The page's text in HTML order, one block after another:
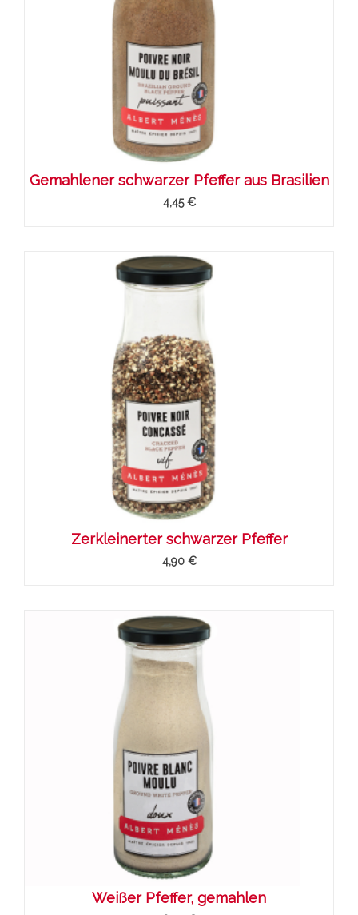
Gemahlener schwarzer Pfeffer aus Brasilien
4,45 €
Zerkleinerter schwarzer Pfeffer
4,90 €
Weißer Pfeffer, gemahlen